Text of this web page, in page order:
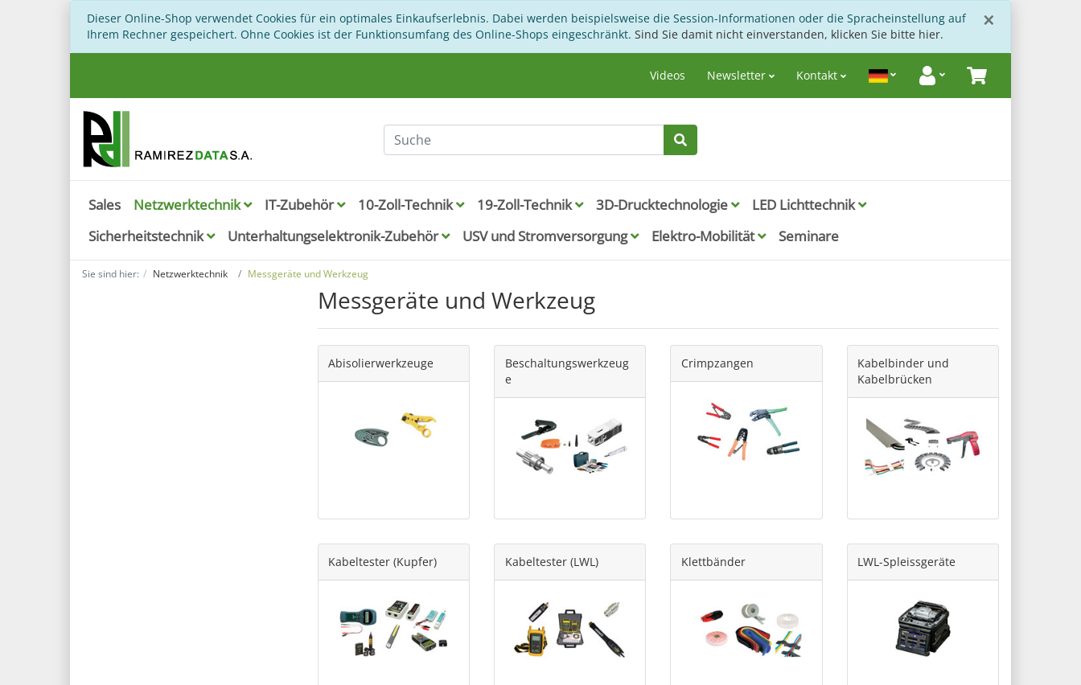
×
Dieser Online-Shop verwendet Cookies für ein optimales Einkaufserlebnis. Dabei werden beispielsweise die Session-Informationen oder die Spracheinstellung auf
Ihrem Rechner gespeichert. Ohne Cookies ist der Funktionsumfang des Online-Shops eingeschränkt. Sind Sie damit nicht einverstanden, klicken Sie bitte hier.
Videos Newsletter Kontakt
Sales Netzwerktechnik IT-Zubehör 10-Zoll-Technik 19-Zoll-Technik 3D-Drucktechnologie
LED Lichttechnik
Sicherheitstechnik
Unterhaltungselektronik-Zubehör USV und Stromversorgung Elektro-Mobilität Seminare
Sie sind hier: Netzwerktechnik Messgeräte und Werkzeug
Messgeräte und Werkzeug
Abisolierwerkzeuge
Beschaltungswerkzeug
e
Crimpzangen
Kabelbinder und
Kabelbrücken
Kabeltester (Kupfer) Kabeltester (LWL) Klettbänder LWL-Spleissgeräte